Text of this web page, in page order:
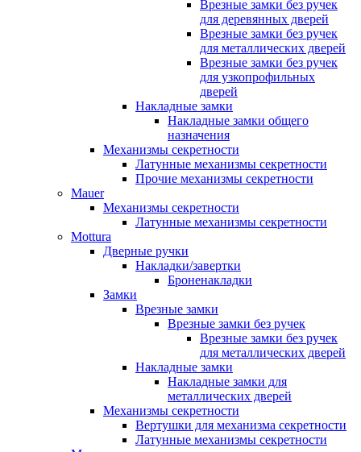
Врезные замки без ручек
для деревянных дверей
Врезные замки без ручек
для металлических дверей
Врезные замки без ручек
для узкопрофильных
дверей
Накладные замки
Накладные замки общего
назначения
Механизмы секретности
Латунные механизмы секретности
Прочие механизмы секретности
Mauer
Механизмы секретности
Латунные механизмы секретности
Mottura
Дверные ручки
Накладки/завертки
Броненакладки
Замки
Врезные замки
Врезные замки без ручек
Врезные замки без ручек
для металлических дверей
Накладные замки
Накладные замки для
металлических дверей
Механизмы секретности
Вертушки для механизма секретности
Латунные механизмы секретности